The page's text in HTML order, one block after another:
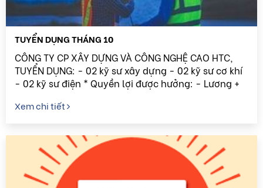
TUYỂN DỤNG THÁNG 10
CÔNG TY CP XÂY DỰNG VÀ CÔNG NGHỆ CAO HTC,
TUYỂN DỤNG: - 02 kỹ sư xây dựng - 02 kỹ sư cơ khí
- 02 kỹ sư điện * Quyền lợi được hưởng: - Lương +
đủ theo quy ...
Xem chi tiết